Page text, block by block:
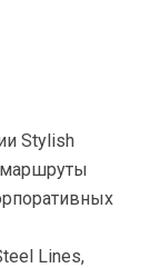
Stylish
маршруты
Lines,